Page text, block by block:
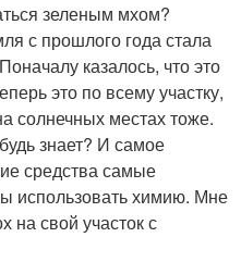
зеленым мхом?
с прошлого года стала
казалось, что это
это по всему участку,
солнечных местах тоже.
знает? И самое
средства самые
использовать химию. Мне
на свой участок с